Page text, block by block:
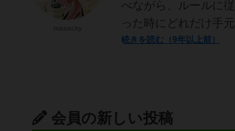
べながら、ルールに
った時にどれだけ手
続きを読む（9年以上前）
会員の新しい投稿